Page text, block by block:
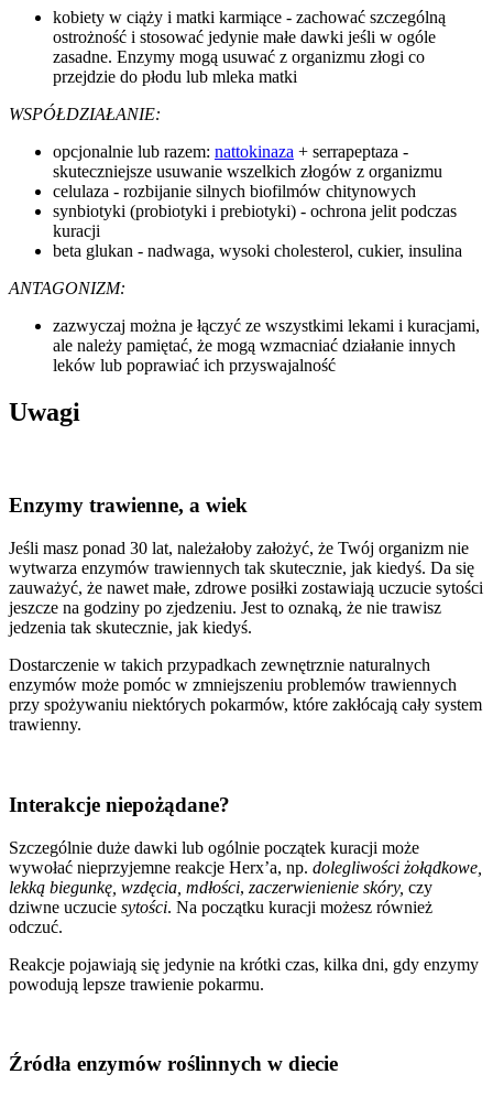
kobiety w ciąży i matki karmiące - zachować szczególną
ostrożność i stosować jedynie małe dawki jeśli w ogóle
zasadne. Enzymy mogą usuwać z organizmu złogi co
przejdzie do płodu lub mleka matki
WSPÓŁDZIAŁANIE:
opcjonalnie lub razem: nattokinaza + serrapeptaza -
skuteczniejsze usuwanie wszelkich złogów z organizmu
celulaza - rozbijanie silnych biofilmów chitynowych
synbiotyki (probiotyki i prebiotyki) - ochrona jelit podczas
kuracji
beta glukan - nadwaga, wysoki cholesterol, cukier, insulina
ANTAGONIZM:
zazwyczaj można je łączyć ze wszystkimi lekami i kuracjami,
ale należy pamiętać, że mogą wzmacniać działanie innych
leków lub poprawiać ich przyswajalność
Uwagi
Enzymy trawienne, a wiek
Jeśli masz ponad 30 lat, należałoby założyć, że Twój organizm nie
wytwarza enzymów trawiennych tak skutecznie, jak kiedyś. Da się
zauważyć, że nawet małe, zdrowe posiłki zostawiają uczucie sytości
jeszcze na godziny po zjedzeniu. Jest to oznaką, że nie trawisz
jedzenia tak skutecznie, jak kiedyś.
Dostarczenie w takich przypadkach zewnętrznie naturalnych
enzymów może pomóc w zmniejszeniu problemów trawiennych
przy spożywaniu niektórych pokarmów, które zakłócają cały system
trawienny.
Interakcje niepożądane?
Szczególnie duże dawki lub ogólnie początek kuracji może
wywołać nieprzyjemne reakcje Herx’a, np. dolegliwości żołądkowe,
lekką biegunkę, wzdęcia, mdłości, zaczerwienienie skóry, czy
dziwne uczucie sytości. Na początku kuracji możesz również
odczuć.
Reakcje pojawiają się jedynie na krótki czas, kilka dni, gdy enzymy
powodują lepsze trawienie pokarmu.
Źródła enzymów roślinnych w diecie